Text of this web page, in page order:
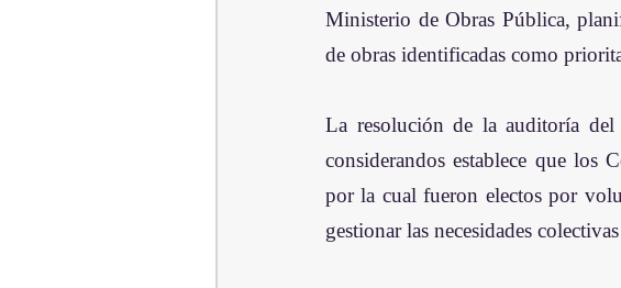
Ministerio de Obras Pública,
de obras identificadas como
La resolución de la auditoría
considerandos establece que los
por la cual fueron electos por
gestionar las necesidades